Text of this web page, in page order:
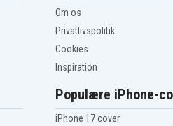
Om os
Privatlivspolitik
Cookies
Inspiration
Populære iPhone-
iPhone 17 cover